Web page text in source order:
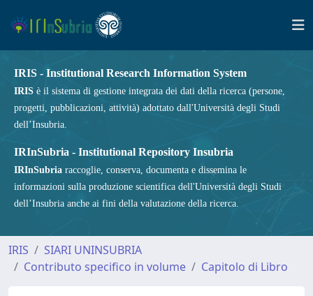
IRIS - Institutional Research Information System
IRIS è il sistema di gestione integrata dei dati della ricerca (persone,
progetti, pubblicazioni, attività) adottato dall'Università degli Studi
dell’Insubria.
IRInSubria - Institutional Repository Insubria
IRInSubria raccoglie, conserva, documenta e dissemina le
informazioni sulla produzione scientifica dell'Università degli Studi
dell’Insubria anche ai fini della valutazione della ricerca.
IRIS
SIARI UNINSUBRIA
Contributo specifico in volume
Capitolo di Libro